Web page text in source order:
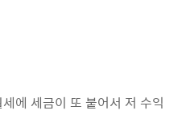
에 세금이 또 붙어서 저 수익